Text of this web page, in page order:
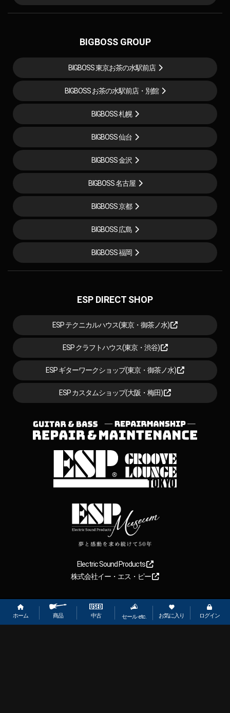
ホーム 商品 中古 セール etc. お気に入り ログイン
BIGBOSS GROUP
BIGBOSS 東京お茶の水駅前店
BIGBOSS お茶の水駅前店・別館
BIGBOSS 札幌
BIGBOSS 仙台
BIGBOSS 金沢
BIGBOSS 名古屋
BIGBOSS 京都
BIGBOSS 広島
BIGBOSS 福岡
ESP DIRECT SHOP
ESP テクニカルハウス(東京・御茶ノ水)
ESP クラフトハウス(東京・渋谷)
ESP ギターワークショップ(東京・御茶ノ水)
ESP カスタムショップ(大阪・梅田)
Electric Sound Products
株式会社イー・エス・ピー
Copyright 2026【ESP直営】BIGBOSS オンラインマーケット(ギター＆
ベース). All rights reserved.